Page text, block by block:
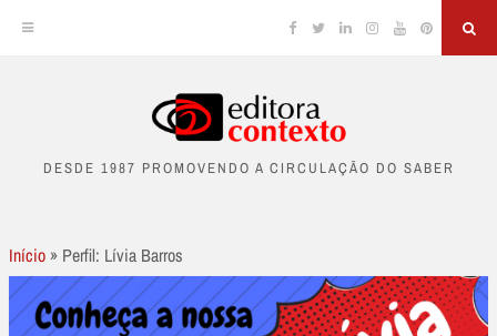
content
Facebook
TwitterLinkedinInstagram
YouTubePinterest
DESDE 1987 PROMOVENDO A CIRCULAÇÃO DO SABER
Início » Perfil: Lívia Barros